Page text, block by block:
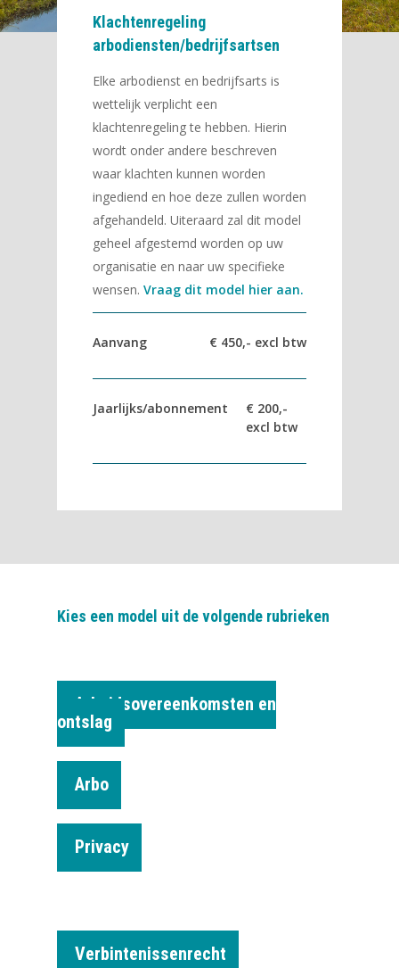
Klachtenregeling
arbodiensten/bedrijfsartsen
Elke arbodienst en bedrijfsarts is
wettelijk verplicht een
klachtenregeling te hebben. Hierin
wordt onder andere beschreven
waar klachten kunnen worden
ingediend en hoe deze zullen worden
afgehandeld. Uiteraard zal dit model
geheel afgestemd worden op uw
organisatie en naar uw specifieke
wensen. Vraag dit model hier aan.
Aanvang € 450,- excl btw
Jaarlijks/abonnement
€ 200,-
excl btw
Kies een model uit de volgende rubrieken
Arbeidsovereenkomsten en
ontslag
Arbo
Privacy
Verbintenissenrecht